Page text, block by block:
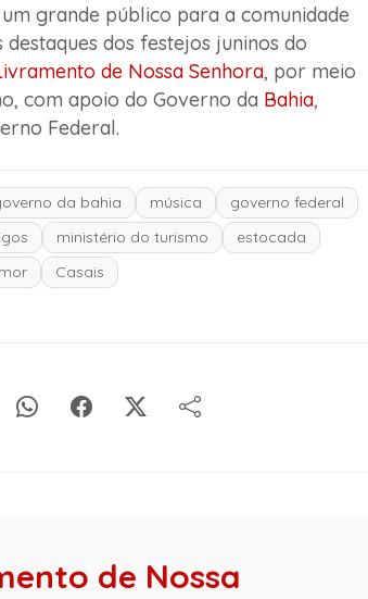
grande público para a comunidade
dos festejos juninos do
de Nossa Senhora, por meio
com apoio do Governo da Bahia,
Federal.
da bahia música
governo federal
ministério do turismo
estocada
Casais
de Nossa